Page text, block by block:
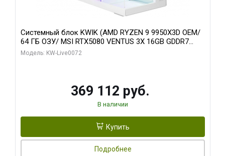
Системный блок KWIK (AMD RYZEN 9 9950X3D OEM/
64 ГБ ОЗУ/ MSI RTX5080 VENTUS 3X 16GB GDDR7
256bit 3xDP HDMI 3F/ 960 ГБ SSD)
Модель: KW-Live0072
369 112 руб.
В наличии
Купить
Подробнее